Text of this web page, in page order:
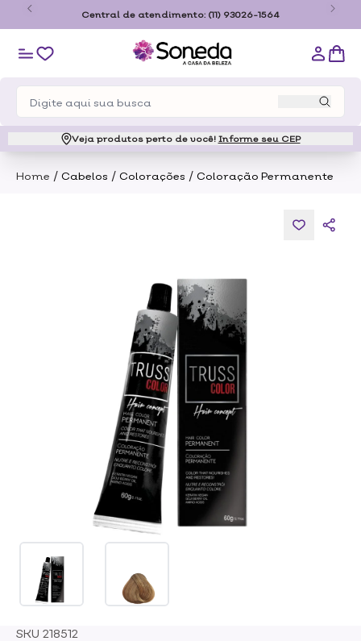
Central de atendimento: (11) 93026-1564
Veja produtos perto de você! Informe seu CEP
Home / Cabelos / Colorações / Coloração Permanente
SKU 218512